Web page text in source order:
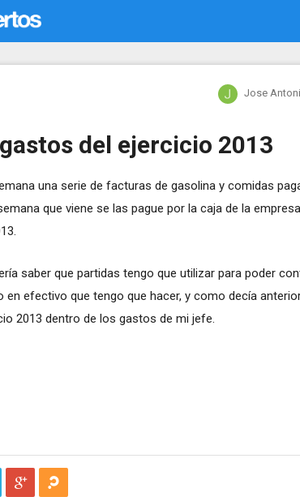
Jose
del ejercicio 2013
una serie de facturas de gasolina y comidas
que viene se las pague por la caja de la
saber que partidas tengo que utilizar para poder
en efectivo que tengo que hacer, y como decía
2013 dentro de los gastos de mi jefe.